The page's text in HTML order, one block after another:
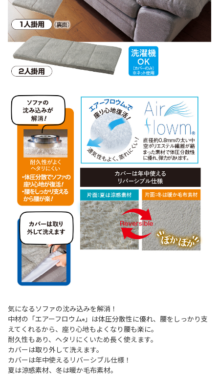
気になるソファの沈み込みを解消！
中材の「エアーフロウム® 」は体圧分散性に優れ、腰をしっかり支
えてくれるから、座り心地もよくなり腰も楽に。
耐久性もあり、ヘタリにくいため長く使えます。
カバーは取り外して洗えます。
カバーは年中使えるリバーシブル仕様！
夏は涼感素材、冬は暖か毛布素材。